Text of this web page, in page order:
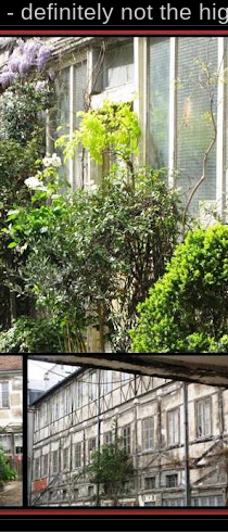
definitely not the